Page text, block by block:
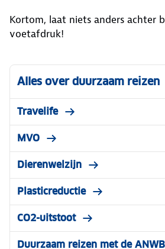
Kortom, laat niets anders achter
voetafdruk!
Alles over duurzaam reizen
Travelife
MVO
Dierenwelzijn
Plasticreductie
CO2-uitstoot
Duurzaam reizen met de ANWB